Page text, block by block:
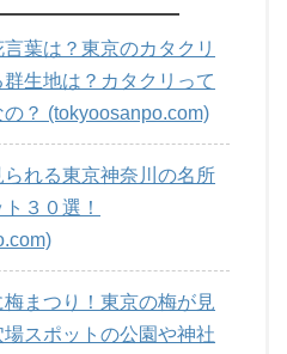
葉は？東京のカタクリ
生地は？カタクリって
？ (tokyoosanpo.com)
れる東京神奈川の名所
３０選！
まつり！東京の梅が見
スポットの公園や神社